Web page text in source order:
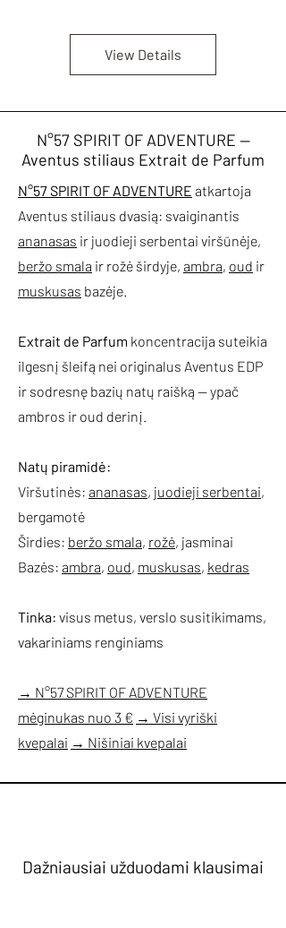
View Details
N°57 SPIRIT OF ADVENTURE —
Aventus stiliaus Extrait de Parfum
N°57 SPIRIT OF ADVENTURE atkartoja
Aventus stiliaus dvasią: svaiginantis
ananasas ir juodieji serbentai viršūnėje,
beržo smala ir rožė širdyje, ambra, oud ir
muskusas bazėje.
Extrait de Parfum koncentracija suteikia
ilgesnį šleifą nei originalus Aventus EDP
ir sodresnę bazių natų raišką — ypač
ambros ir oud derinį.
Natų piramidė:
Viršutinės: ananasas, juodieji serbentai,
bergamotė
Širdies: beržo smala, rožė, jasminai
Bazės: ambra, oud, muskusas, kedras
Tinka: visus metus, verslo susitikimams,
vakariniams renginiams
→ N°57 SPIRIT OF ADVENTURE
mėginukas nuo 3 € → Visi vyriški
kvepalai → Nišiniai kvepalai
Dažniausiai užduodami klausimai